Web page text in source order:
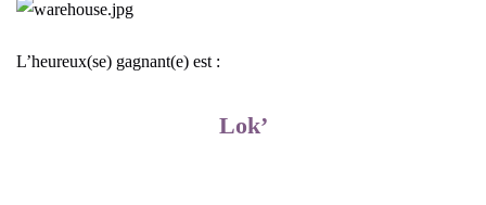
L’heureux(se) gagnant(e) est :
Lok’